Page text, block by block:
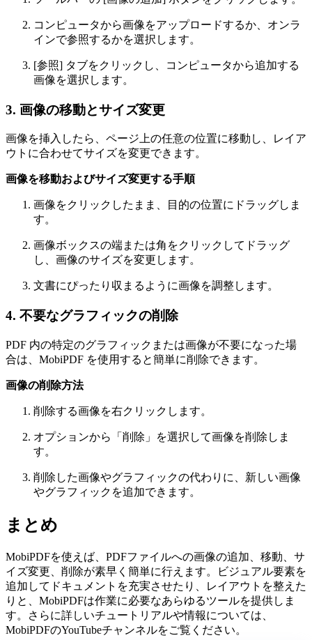
コンピュータから画像をアップロードするか、オンラ
インで参照するかを選択します。
[参照] タブをクリックし、コンピュータから追加する
画像を選択します。
3. 画像の移動とサイズ変更
画像を挿入したら、ページ上の任意の位置に移動し、レイア
ウトに合わせてサイズを変更できます。
画像を移動およびサイズ変更する手順
画像をクリックしたまま、目的の位置にドラッグしま
す。
画像ボックスの端または角をクリックしてドラッグ
し、画像のサイズを変更します。
文書にぴったり収まるように画像を調整します。
4. 不要なグラフィックの削除
PDF 内の特定のグラフィックまたは画像が不要になった場
合は、MobiPDF を使用すると簡単に削除できます。
画像の削除方法
削除する画像を右クリックします。
オプションから「削除」を選択して画像を削除しま
す。
削除した画像やグラフィックの代わりに、新しい画像
やグラフィックを追加できます。
まとめ
MobiPDFを使えば、PDFファイルへの画像の追加、移動、サ
イズ変更、削除が素早く簡単に行えます。ビジュアル要素を
追加してドキュメントを充実させたり、レイアウトを整えた
りと、MobiPDFは作業に必要なあらゆるツールを提供しま
す。さらに詳しいチュートリアルや情報については、
MobiPDFのYouTubeチャンネルをご覧ください。